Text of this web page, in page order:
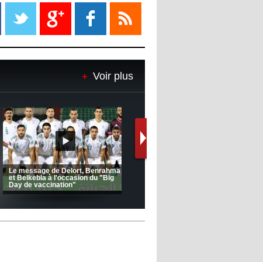
propriétaire
Le Barça savoure sa première
place et chambre le Real Madrid
de matchs"
12:39 - 2022/11/06
Real : Les dirigeants veulent le
départ d'Hazard cet hiver
Voir plus
Ligue 1 Mobilis (23ème journée):
MCO 5 – USB 0